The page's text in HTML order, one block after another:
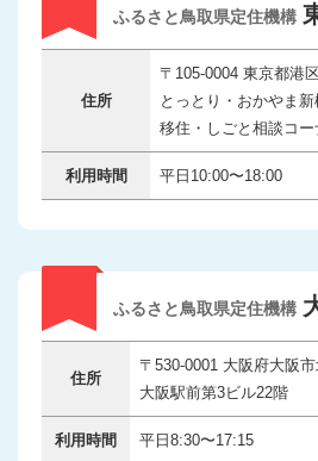
ふるさと鳥取県定住機構
住所
〒105-0004 東京都港
とっとり・おかやま
移住・しごと相談コー
利用時間 平日10:00〜18:00
ふるさと鳥取県定住機構
住所
〒530-0001 大阪府大阪
大阪駅前第3ビル22階
利用時間 平日8:30〜17:15